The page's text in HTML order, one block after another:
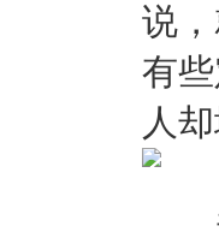
说
有
人
关